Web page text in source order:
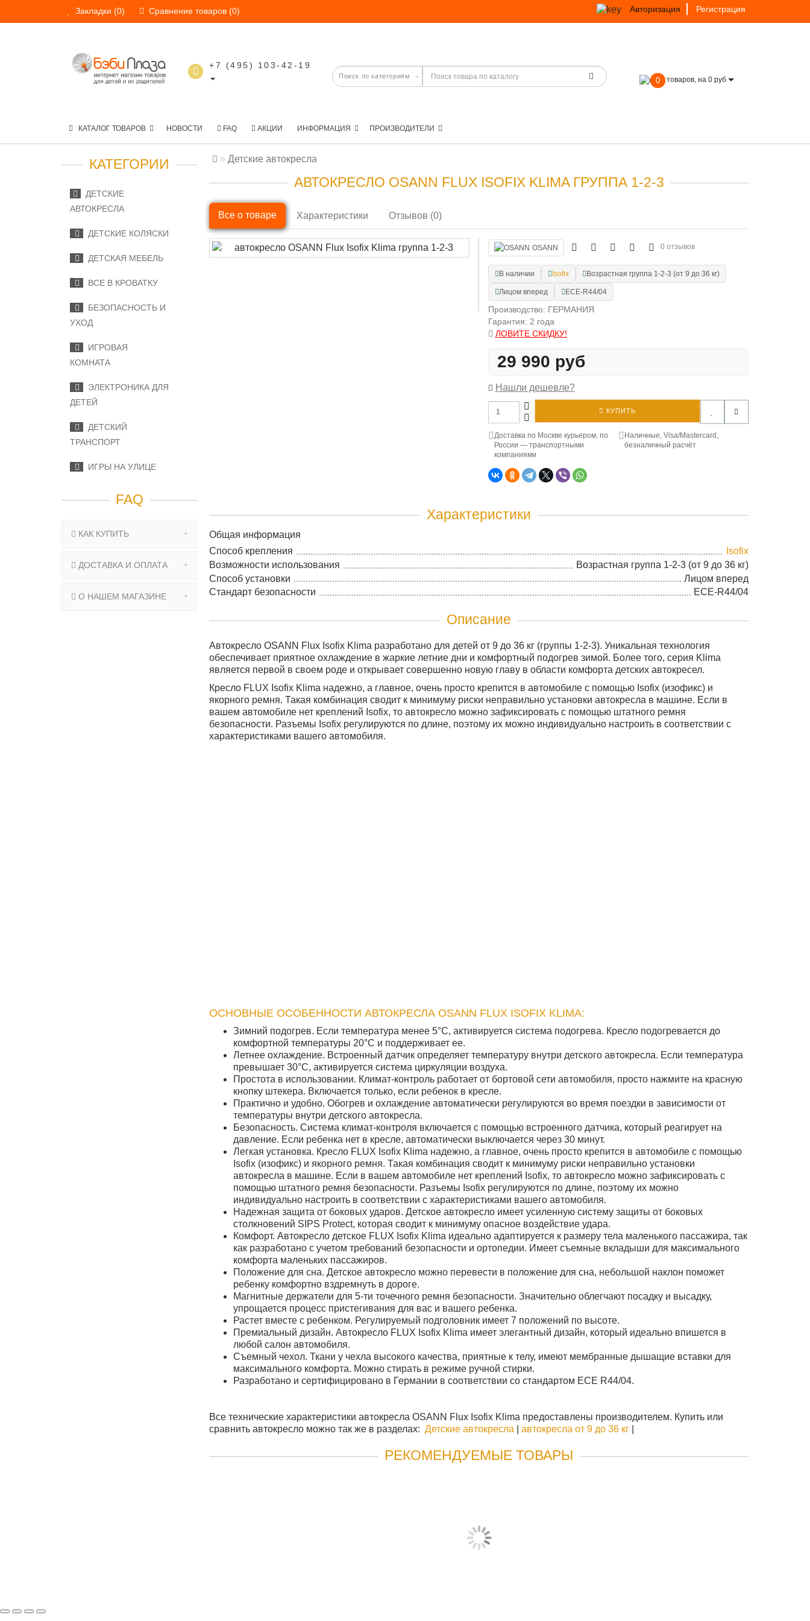
Закладки (0) Сравнение товаров (0) Авторизация Регистрация
+7 (495) 103-42-19
0 товаров, на 0 руб
КАТАЛОГ ТОВАРОВ НОВОСТИ FAQ АКЦИИ ИНФОРМАЦИЯ ПРОИЗВОДИТЕЛИ
КАТЕГОРИИ
ДЕТСКИЕ
АВТОКРЕСЛА
ДЕТСКИЕ КОЛЯСКИ
ДЕТСКАЯ МЕБЕЛЬ
ВСЕ В КРОВАТКУ
БЕЗОПАСНОСТЬ И
УХОД
ИГРОВАЯ
КОМНАТА
ЭЛЕКТРОНИКА ДЛЯ
ДЕТЕЙ
ДЕТСКИЙ
ТРАНСПОРТ
ИГРЫ НА УЛИЦЕ
FAQ
КАК КУПИТЬ
ДОСТАВКА И ОПЛАТА
О НАШЕМ МАГАЗИНЕ
Детские автокресла
АВТОКРЕСЛО OSANN FLUX ISOFIX KLIMA ГРУППА 1-2-3
Все о товаре Характеристики Отзывов (0)
OSANN 0 отзывов
В наличии Isofix Возрастная группа 1-2-3 (от 9 до 36 кг)
Лицом вперед ECE-R44/04
Производство: ГЕРМАНИЯ
Гарантия: 2 года
ЛОВИТЕ СКИДКУ!
29 990 руб
Нашли дешевле?
КУПИТЬ
Доставка по Москве курьером, по
России — транспортными
компаниями
Наличные, Visa/Mastercard,
безналичный расчёт
Характеристики
Общая информация
Способ крепления
Isofix
Возможности использования
Возрастная группа 1-2-3 (от 9 до 36 кг)
Способ установки
Лицом вперед
Стандарт безопасности
ECE-R44/04
Описание
Автокресло OSANN Flux Isofix Klima разработано для детей от 9 до 36 кг (группы 1-2-3). Уникальная технология
обеспечивает приятное охлаждение в жаркие летние дни и комфортный подогрев зимой. Более того, серия Klima
является первой в своем роде и открывает совершенно новую главу в области комфорта детских автокресел.
Кресло FLUX Isofix Klima надежно, а главное, очень просто крепится в автомобиле с помощью Isofix (изофикс) и
якорного ремня. Такая комбинация сводит к минимуму риски неправильно установки автокресла в машине. Если в
вашем автомобиле нет креплений Isofix, то автокресло можно зафиксировать с помощью штатного ремня
безопасности. Разъемы Isofix регулируются по длине, поэтому их можно индивидуально настроить в соответствии с
характеристиками вашего автомобиля.
ОСНОВНЫЕ ОСОБЕННОСТИ АВТОКРЕСЛА OSANN FLUX ISOFIX KLIMA:
Зимний подогрев. Если температура менее 5°C, активируется система подогрева. Кресло подогревается до
комфортной температуры 20°C и поддерживает ее.
Летнее охлаждение. Встроенный датчик определяет температуру внутри детского автокресла. Если температура
превышает 30°C, активируется система циркуляции воздуха.
Простота в использовании. Климат-контроль работает от бортовой сети автомобиля, просто нажмите на красную
кнопку штекера. Включается только, если ребенок в кресле.
Практично и удобно. Обогрев и охлаждение автоматически регулируются во время поездки в зависимости от
температуры внутри детского автокресла.
Безопасность. Система климат-контроля включается с помощью встроенного датчика, который реагирует на
давление. Если ребенка нет в кресле, автоматически выключается через 30 минут.
Легкая установка. Кресло FLUX Isofix Klima надежно, а главное, очень просто крепится в автомобиле с помощью
Isofix (изофикс) и якорного ремня. Такая комбинация сводит к минимуму риски неправильно установки
автокресла в машине. Если в вашем автомобиле нет креплений Isofix, то автокресло можно зафиксировать с
помощью штатного ремня безопасности. Разъемы Isofix регулируются по длине, поэтому их можно
индивидуально настроить в соответствии с характеристиками вашего автомобиля.
Надежная защита от боковых ударов. Детское автокресло имеет усиленную систему защиты от боковых
столкновений SIPS Protect, которая сводит к минимуму опасное воздействие удара.
Комфорт. Автокресло детское FLUX Isofix Klima идеально адаптируется к размеру тела маленького пассажира, так
как разработано с учетом требований безопасности и ортопедии. Имеет съемные вкладыши для максимального
комфорта маленьких пассажиров.
Положение для сна. Детское автокресло можно перевести в положение для сна, небольшой наклон поможет
ребенку комфортно вздремнуть в дороге.
Магнитные держатели для 5-ти точечного ремня безопасности. Значительно облегчают посадку и высадку,
упрощается процесс пристегивания для вас и вашего ребенка.
Растет вместе с ребенком. Регулируемый подголовник имеет 7 положений по высоте.
Премиальный дизайн. Автокресло FLUX Isofix Klima имеет элегантный дизайн, который идеально впишется в
любой салон автомобиля.
Съемный чехол. Ткани у чехла высокого качества, приятные к телу, имеют мембранные дышащие вставки для
максимального комфорта. Можно стирать в режиме ручной стирки.
Разработано и сертифицировано в Германии в соответствии со стандартом ECE R44/04.
Все технические характеристики автокресла OSANN Flux Isofix Klima предоставлены производителем. Купить или
сравнить автокресло можно так же в разделах:Детские автокресла |автокресла от 9 до 36 кг
РЕКОМЕНДУЕМЫЕ ТОВАРЫ
12 790 руб
18 190 руб